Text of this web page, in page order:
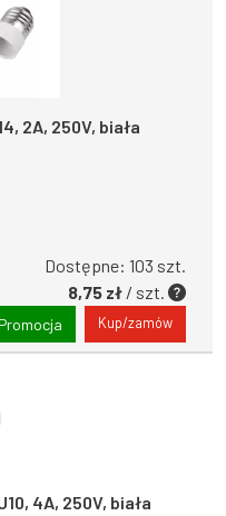
2A, 250V, biała
Dostępne: 103 szt.
8,75 zł / szt.
Kup/zamów
4A, 250V, biała